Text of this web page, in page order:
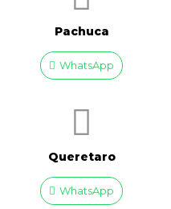
Pachuca
WhatsApp
Queretaro
WhatsApp